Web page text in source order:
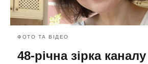
ФОТО ТА ВІДЕО
48-річна зірка